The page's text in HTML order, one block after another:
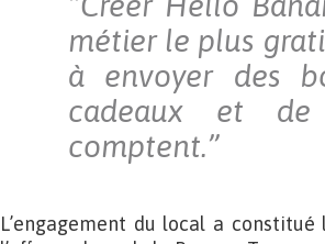
métier le plus
à envoyer des
cadeaux et
comptent.”
L’engagement du local a